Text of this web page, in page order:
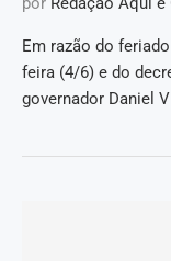
Em razão do
feira (4/6) e do
governador Daniel